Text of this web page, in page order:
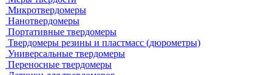
Усиливающие экраны
Химреактивы
Фиксаж для рентгеновской пленки
Принадлежности для рентгеновских аппаратов
Пауки, штативы для рентгеновских аппаратов
Твердометрия (контроль твердости)